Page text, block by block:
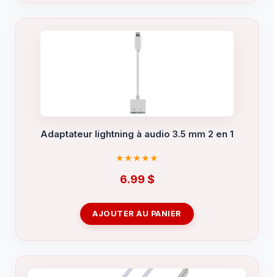
Adaptateur lightning à audio 3.5 mm 2 en 1
6.99 $
AJOUTER AU PANIER